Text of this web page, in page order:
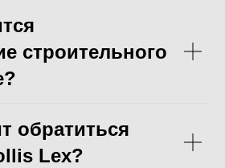
строительного
обратиться
Lex?